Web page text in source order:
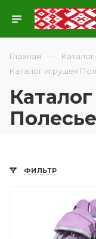
Главная — Каталог
Каталог игрушек
Полесье
ФИЛЬТР